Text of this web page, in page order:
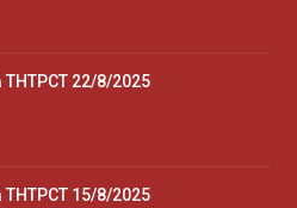
22/8/2025
15/8/2025